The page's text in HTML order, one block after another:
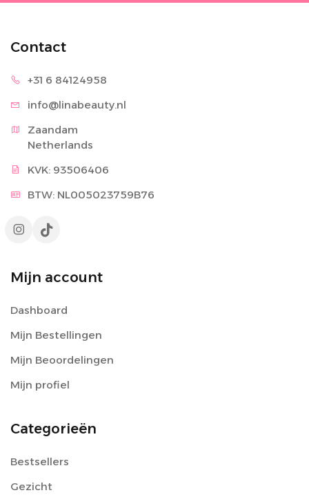
Contact
+31 6 84124958
info@linabeauty.nl
Zaandam
Netherlands
KVK: 93506406
BTW: NL005023759B76
Mijn account
Dashboard
Mijn Bestellingen
Mijn Beoordelingen
Mijn profiel
Categorieën
Bestsellers
Gezicht